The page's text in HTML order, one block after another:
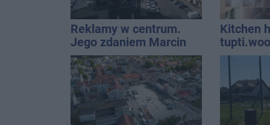
Reklamy w centrum.
Jego zdaniem Marcin
Wroński jest w błędzie
[akt.]
Kitchen
innych